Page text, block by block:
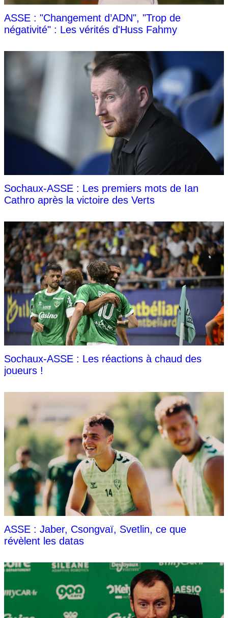
ASSE : "Changement d’ADN", "Trop de
négativité" : Les vérités d'Huss Fahmy
Sochaux-ASSE : Les premiers mots de Ian
Cathro après la victoire des Verts
Sochaux-ASSE : Les réactions à chaud des
joueurs !
ASSE : Jaber, Csongvaï, Svetlin, ce que
révèlent les datas